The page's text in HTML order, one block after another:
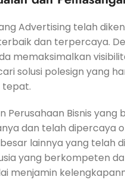
Advertising telah
dan terpercaya.
memaksimalkan
solusi polesign yang
tepat.
Bisnis
dan telah dipercaya
lainnya yang telah
yang berkompeten
menjamin